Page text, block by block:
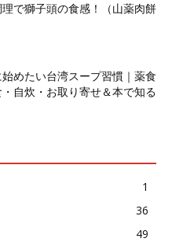
で獅子頭の食感！（山薬肉餅
めたい台湾スープ習慣｜薬食
自炊・お取り寄せ＆本で知る
1
36
49